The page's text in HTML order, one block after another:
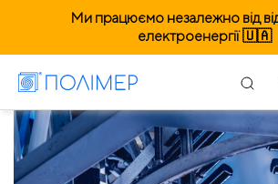
Ми працюємо незалежно від
електроенергії 🇺🇦